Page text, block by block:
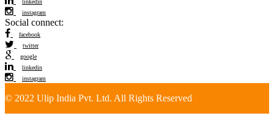
linkedin
instagram
Social connect:
facebook
twitter
google
linkedin
instagram
© 2022 Ulip India Pvt. Ltd. All Rights Reserved